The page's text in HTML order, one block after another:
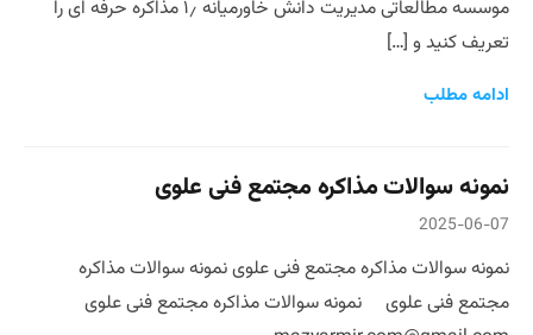
موسسه مطالعاتی مدیریت دانش خاورمیانه ۱٫ مذاکره حرفه ای را
تعریف کنید و […]
ادامه مطلب
نمونه سوالات مذاکره مجتمع فنی علوی
2025-06-07
نمونه سوالات مذاکره مجتمع فنی علوی نمونه سوالات مذاکره
مجتمع فنی علوی نمونه سوالات مذاکره مجتمع فنی علوی